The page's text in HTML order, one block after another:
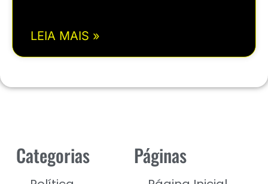
LEIA MAIS »
Categorias Páginas